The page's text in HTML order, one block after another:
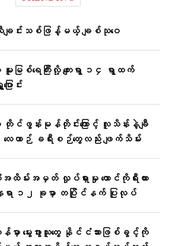
သီချင်းသစ်ဖြန့်မယ့် ချစ်သုဝေ
းမြစ်ရေကြီးလို့ ကျေးရွာ ၁၄ ရွာထက်
ောင်း
တိုင်ဖွန်းမုန်တိုင်းကြောင့် လူသိန်းနဲ့ချီ
၊ လေယာဉ် ခရီးစဉ်တွေလည်း ဖျက်သိမ်း
အထိမ်းအမှတ် လှုပ်ရှားမှု တောင်ကိုရီးယား
ရာ ၁၂ ခုမှာ တပြိုင်နက် ပြုလုပ်
ာ မွေးဖွားသူတွေ နိုင်ငံသားဖြစ်ခွင့်ကို